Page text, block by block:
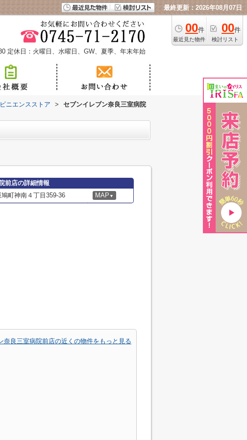
最終更新：2026年08月07日
00件
最近見た物件
00件
検討リスト
定休日：火曜日、水曜日、GW、夏季、年末年始
ニエンスストア >
セブンイレブン奈良三室病院
前店の詳細情報
町神南４丁目359-36 MAP ▼
奈良三室病院前店の近くの物件をもっと見る